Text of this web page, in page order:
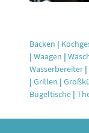
Backen |
| Waagen |
Wasserbereiter |
| Grillen |
Bügeltische |